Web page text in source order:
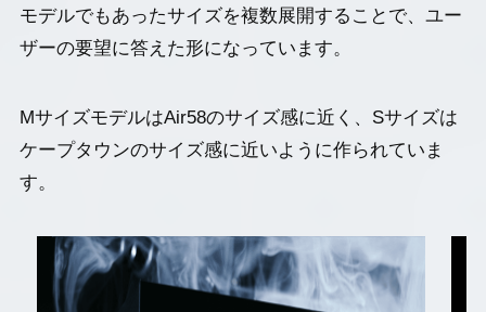
モデルでもあったサイズを複数展開することで、ユー
ザーの要望に答えた形になっています。
MサイズモデルはAir58のサイズ感に近く、Sサイズは
ケープタウンのサイズ感に近いように作られていま
す。